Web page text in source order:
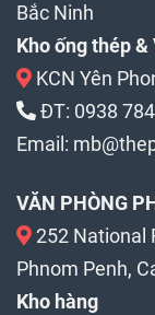
Bắc Ninh
Kho ống thép &
KCN Yên
ĐT: 0938
Email:
VĂN PHÒNG
252 National
Phnom Penh,
Kho hàng